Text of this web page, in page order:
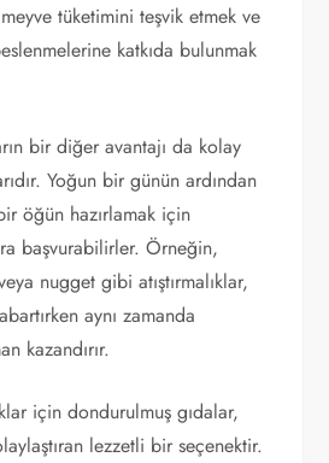
tüketimini teşvik etmek ve
katkıda bulunmak
bir diğer avantajı da kolay
Yoğun bir günün ardından
öğün hazırlamak için
başvurabilirler. Örneğin,
nugget gibi atıştırmalıklar,
aynı zamanda
kazandırır.
için dondurulmuş gıdalar,
lezzetli bir seçenektir.